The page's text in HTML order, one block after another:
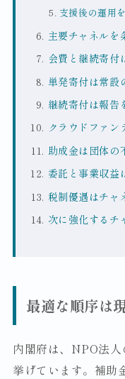
支援後の運用
主要チャネルを
会費と継続寄付
単発寄付は常設
継続寄付は報告
クラウドファン
助成金は団体の
委託と事業収益
税制優遇はチャ
次に強化するチ
最適な順序は
内閣府は、NPO法
挙げています。補助